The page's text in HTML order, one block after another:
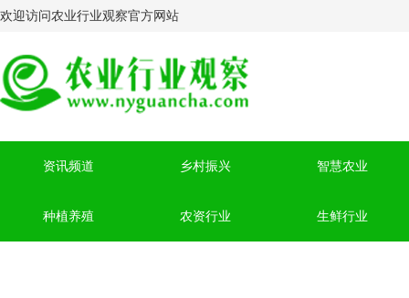
欢迎访问农业行业观察官方网站
资讯频道 乡村振兴 智慧农业
种植养殖 农资行业 生鲜行业